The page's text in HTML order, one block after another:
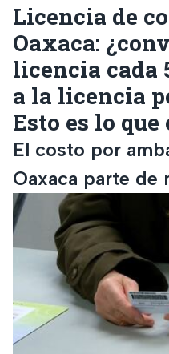
Licencia de
Oaxaca:
licencia cada
a la licencia
Esto es lo
El costo por
Oaxaca parte de